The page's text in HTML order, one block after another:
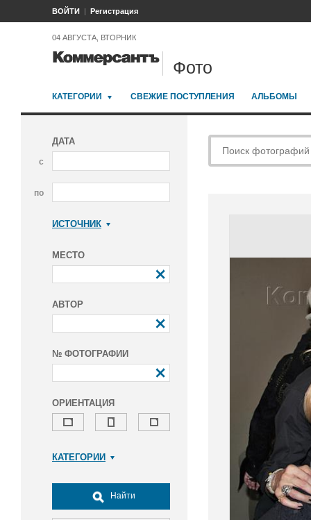
ВОЙТИ Регистрация
04 АВГУСТА, ВТОРНИК
Фото
КАТЕГОРИИ СВЕЖИЕ ПОСТУПЛЕНИЯ АЛЬБОМЫ
ДАТА
с
по
ИСТОЧНИК
МЕСТО
АВТОР
№ ФОТОГРАФИИ
ОРИЕНТАЦИЯ
КАТЕГОРИИ
Досуг, туризм и отдых
Культура
Найти